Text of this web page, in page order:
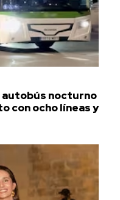
autobús nocturno
con ocho líneas y